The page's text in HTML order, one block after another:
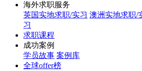
海外求职服务
英国实地求职/实习 澳洲实地求职/
习
求职课程
成功案例
学员故事 案例库
全球offer榜